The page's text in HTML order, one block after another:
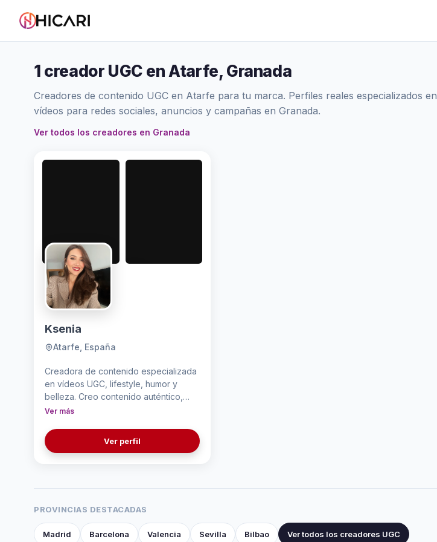
1 creador UGC en Atarfe, Granada
Creadores de contenido UGC en Atarfe para tu marca. Perfiles reales especializados en
vídeos para redes sociales, anuncios y campañas en Granada.
Ver todos los creadores en Granada
Ksenia
Atarfe, España
Creadora de contenido especializada
en vídeos UGC, lifestyle, humor y
belleza. Creo contenido auténtico,
cercano y creativo para redes
colaboraciones con marcas y en la
creación de vídeos que generan
Ver más
Ver perfil
PROVINCIAS DESTACADAS
Madrid Barcelona Valencia Sevilla Bilbao Ver todos los creadores UGC